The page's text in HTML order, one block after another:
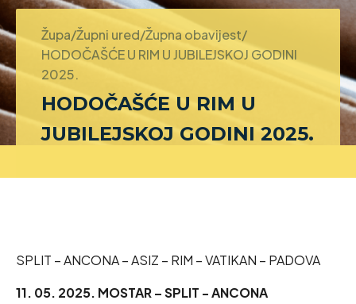
Župa/Župni ured/Župna obavijest/
HODOČAŠĆE U RIM U JUBILEJSKOJ GODINI
2025.
HODOČAŠĆE U RIM U
JUBILEJSKOJ GODINI 2025.
SPLIT – ANCONA – ASIZ – RIM – VATIKAN – PADOVA
11. 05. 2025. MOSTAR – SPLIT - ANCONA